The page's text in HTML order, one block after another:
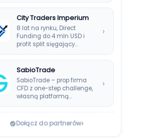
DNA Markets. Oferuje…
City Traders Imperium
8 lat na rynku, Direct
Funding do 4 mln USD i
profit split sięgający…
›
SabioTrade
SabioTrade – prop firma
CFD z one-step challenge,
własną platformą
wypłatami co…
›
Dołącz do partnerów›